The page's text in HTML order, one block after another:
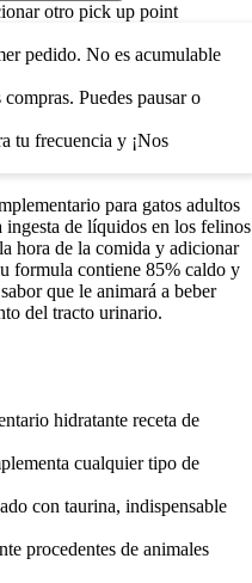
otro pick up point
pedido. No es acumulable
Puedes pausar o
tu frecuencia y ¡Nos
para gatos adultos
ingesta de líquidos en los felinos
hora de la comida y adicionar
formula contiene 85% caldo y
que le animará a beber
del tracto urinario.
hidratante receta de
cualquier tipo de
con taurina, indispensable
procedentes de animales